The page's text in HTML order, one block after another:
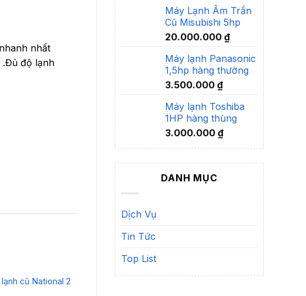
Máy Lạnh Âm Trần
Cũ Misubishi 5hp
20.000.000 ₫
Máy lạnh Panasonic
1,5hp hàng thường
3.500.000 ₫
Máy lạnh Toshiba
1HP hàng thùng
3.000.000 ₫
DANH MỤC
Dịch Vụ
Tin Tức
Top List
nhất
.Đủ độ lạnh
cũ National 2